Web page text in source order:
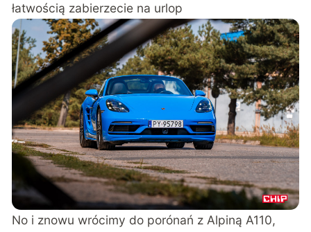
łatwością zabierzecie na urlop
No i znowu wrócimy do porónań z Alpiną A110,